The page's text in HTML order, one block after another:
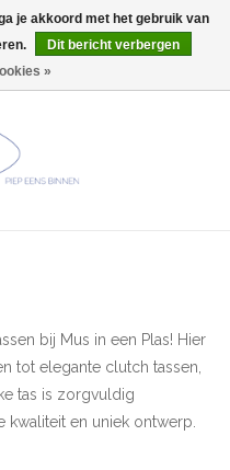
0 Artikelen - €0,00
bij Mus in een Plas! Hier
tot elegante clutch tassen,
tas is zorgvuldig
en uniek ontwerp.
je akkoord met het gebruik van
Dit bericht verbergen
»
Do 06/08 en Do 13/08